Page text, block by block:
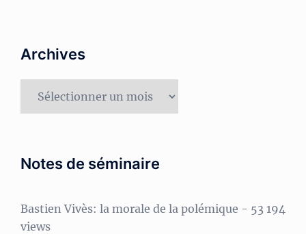
Archives
Notes de séminaire
Bastien Vivès: la morale de la polémique - 53 194
views